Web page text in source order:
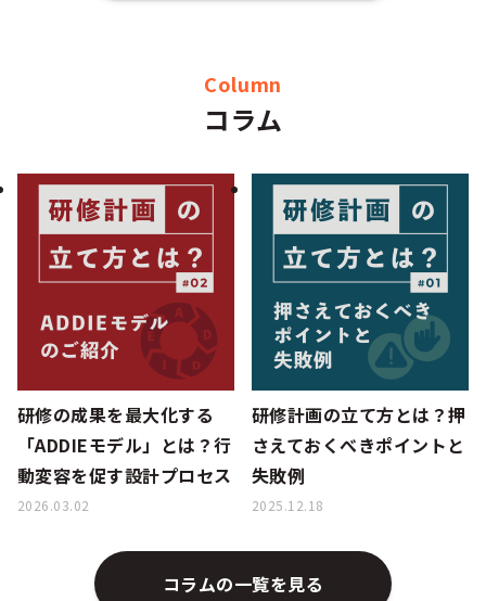
Column
コラム
研修の成果を最大化する
「ADDIEモデル」とは？行
動変容を促す設計プロセス
2026.03.02
研修計画の立て方とは？押
さえておくべきポイントと
失敗例
2025.12.18
コラムの一覧を見る